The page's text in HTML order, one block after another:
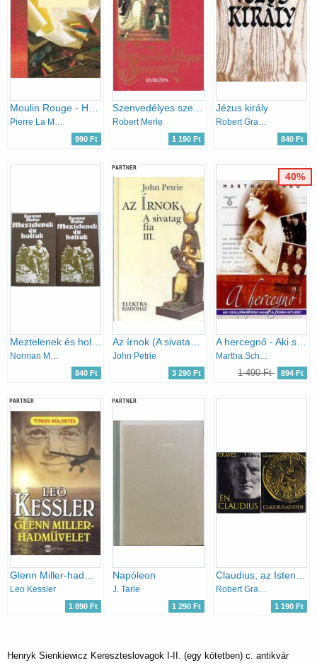
Pierre La Mure
990 Ft
Robert Merle
1 190 Ft
Jézus király
Robert Graves
840 Ft
840 Ft
PARTNER
John Petrie
3 290 Ft
A hercegnő - Aki szalonképessé akarta tenni Hitlert
1 490 Ft 894 Ft
40%
PARTNER
Glenn Miller-hadművelet
Leo Kessler
1 890 Ft
PARTNER
Napóleon
J. Tarle
1 290 Ft
Claudius, az Isten (és felesége, Messalina) + Én, Claudius (2 mű)
Robert Graves
1 190 Ft
Henryk Sienkiewicz Kereszteslovagok I-II. (egy kötetben) c. antikvár